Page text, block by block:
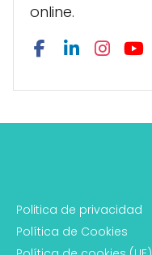
online.
Politica de privacidad
Política de Cookies